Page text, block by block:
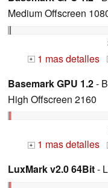
Medium Offscreen
+ 1 mas detalles
Basemark GPU 1.2-
High Offscreen 2160
+ 1 mas detalles
LuxMark v2.0 64Bit-